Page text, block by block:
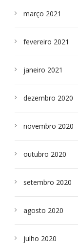
março 2021
fevereiro 2021
janeiro 2021
dezembro 2020
novembro 2020
outubro 2020
setembro 2020
agosto 2020
julho 2020